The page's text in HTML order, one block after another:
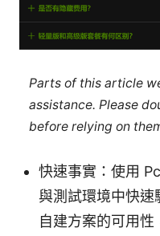
Parts of this article
assistance. Please
before relying on
快速事實：使用
與測試環境中快速
自建方案的可用性